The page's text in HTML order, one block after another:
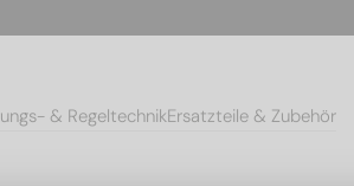
& RegeltechnikErsatzteile & Zubehör